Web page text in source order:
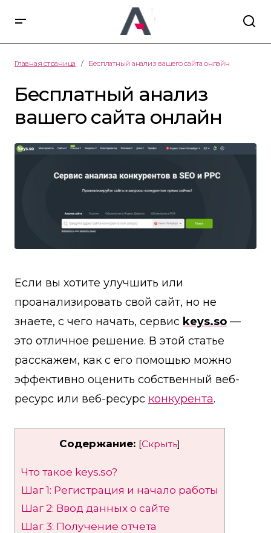
Главная страница Бесплатный анализ вашего сайта онлайн
Бесплатный анализ
вашего сайта онлайн
Если вы хотите улучшить или
проанализировать свой сайт, но не
знаете, с чего начать, сервис keys.so —
это отличное решение. В этой статье
расскажем, как с его помощью можно
эффективно оценить собственный веб-
ресурс или веб-ресурс конкурента.
Содержание: [Скрыть]
Что такое keys.so?
Шаг 1: Регистрация и начало работы
Шаг 2: Ввод данных о сайте
Шаг 3: Получение отчета